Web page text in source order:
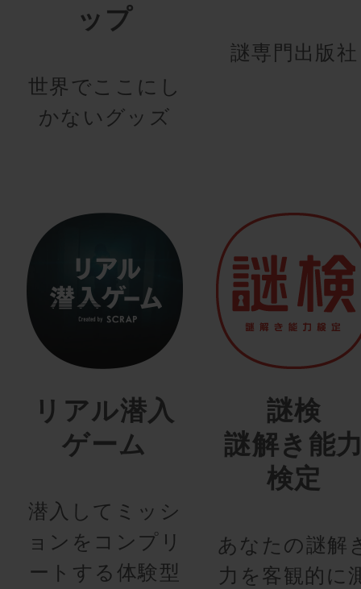
ップ
世界でここにし
かないグッズ
謎専門出版社
リアル潜入
ゲーム
潜入してミッシ
ョンをコンプリ
ートする体験型
謎検
謎解き能
検定
あなたの謎解
力を客観的に